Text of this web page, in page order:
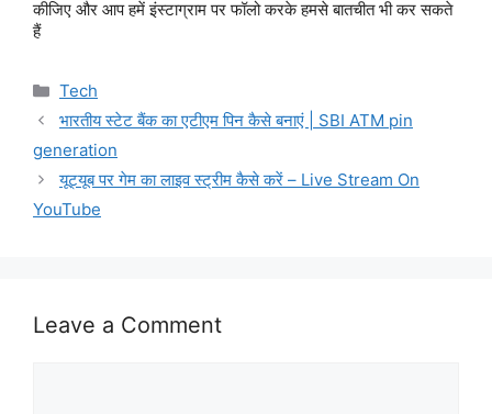
कीजिए और आप हमें इंस्टाग्राम पर फॉलो करके हमसे बातचीत भी कर सकते
हैं
Categories
Tech
भारतीय स्टेट बैंक का एटीएम पिन कैसे बनाएं | SBI ATM pin
generation
यूट्यूब पर गेम का लाइव स्ट्रीम कैसे करें – Live Stream On
YouTube
Leave a Comment